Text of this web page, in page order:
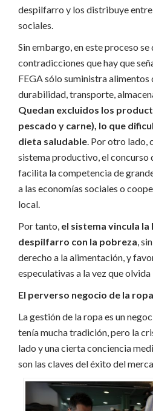
despilfarro y los distribuye
sociales.
Sin embargo, en este proceso se
contradicciones que hay que
FEGA sólo suministra
durabilidad, transporte,
Quedan excluidos los
pescado y carne), lo que
dieta saludable. Por otro lado,
sistema productivo, el concurso
facilita la competencia de
a las economías sociales o
local.
Por tanto, el sistema vincula la
despilfarro con la pobreza,
derecho a la alimentación, y
especulativas a la vez que
El perverso negocio de la
La gestión de la ropa es un
tenía mucha tradición, pero la
lado y una cierta conciencia
son las claves del éxito del